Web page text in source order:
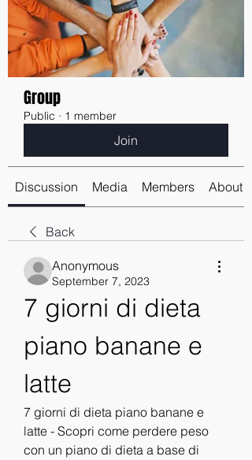
Group
Public · 1 member
Join
Discussion Media Members About
Back
Anonymous
September 7, 2023
7 giorni di dieta
piano banane e
latte
7 giorni di dieta piano banane e
latte - Scopri come perdere peso
con un piano di dieta a base di